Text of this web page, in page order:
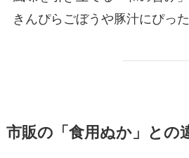
きんぴらごぼうや豚汁にぴった
市販の「食用ぬか」との